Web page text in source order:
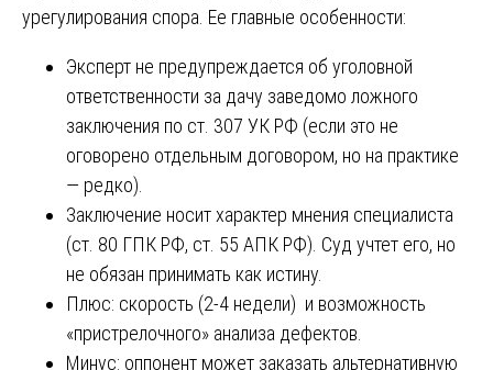
урегулирования спора. Ее главные особенности:
Эксперт не предупреждается об уголовной
ответственности за дачу заведомо ложного
заключения по ст. 307 УК РФ (если это не
оговорено отдельным договором, но на практике
— редко).
Заключение носит характер мнения специалиста
(ст. 80 ГПК РФ, ст. 55 АПК РФ). Суд учтет его, но
не обязан принимать как истину.
Плюс: скорость (2-4 недели) и возможность
«пристрелочного» анализа дефектов.
Минус: оппонент может заказать альтернативную